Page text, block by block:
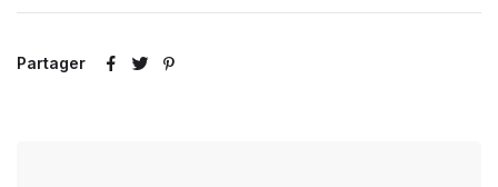
Partager